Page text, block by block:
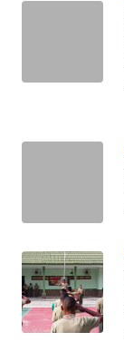
WN
WN
WN
TAPANULI
UTARA